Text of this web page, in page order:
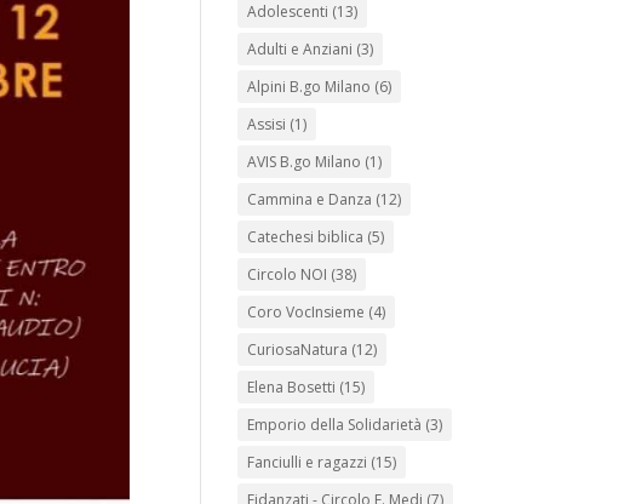
Adolescenti (13)
Adulti e Anziani (3)
Alpini B.go Milano (6)
Assisi (1)
AVIS B.go Milano (1)
Cammina e Danza (12)
Catechesi biblica (5)
Circolo NOI (38)
Coro VocInsieme (4)
CuriosaNatura (12)
Elena Bosetti (15)
Emporio della Solidarietà (3)
Fanciulli e ragazzi (15)
Fidanzati - Circolo E. Medi (7)